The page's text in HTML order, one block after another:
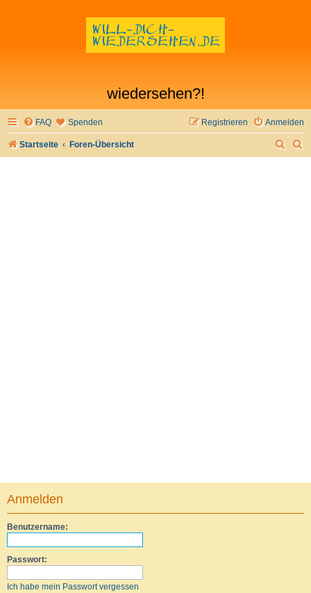
wiedersehen?!
FAQ Spenden Anmelden
Registrieren
Startseite Foren-Übersicht
Anmelden
Benutzername:
Passwort:
Ich habe mein Passwort vergessen